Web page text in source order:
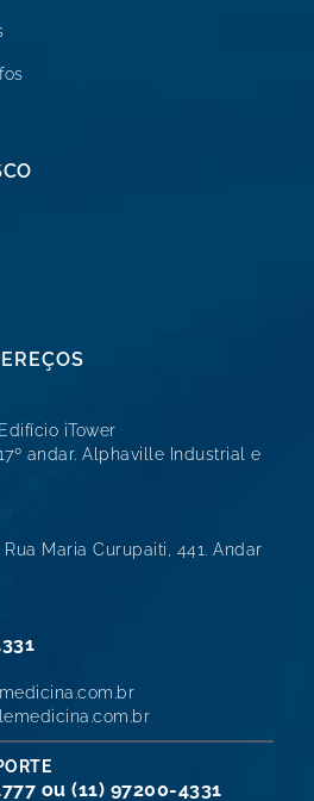
iTower
andar. Alphaville Industrial e
Rua Maria Curupaiti, 441. Andar
ou (11) 97200-4331